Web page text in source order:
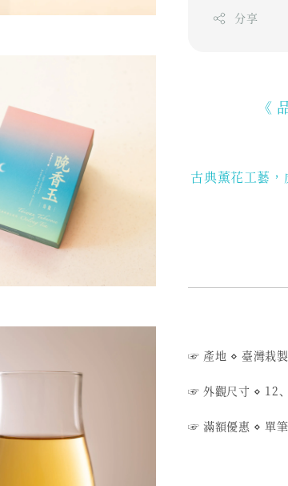
分享
《
古典薰花工藝，
☞ 產地 ⋄ 臺灣栽製
☞ 外觀尺寸 ⋄ 12
☞ 滿額優惠 ⋄單